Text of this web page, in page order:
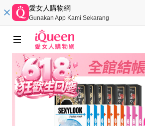
愛女人購物網
Gunakan App Kami Sekarang